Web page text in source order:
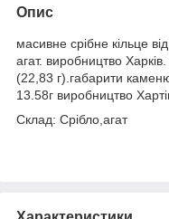
Опис
масивне срібне кільце
агат. виробництво
(22,83 г).габарити
13.58г виробництво
Склад: Срібло,агат